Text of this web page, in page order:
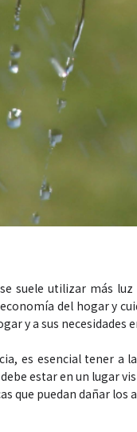
suele utilizar más
economía del hogar y
y a sus necesidades
es esencial tener a
estar en un lugar
que puedan dañar
Salud
El cuidado de la piel
más allá del rostro:
merece una